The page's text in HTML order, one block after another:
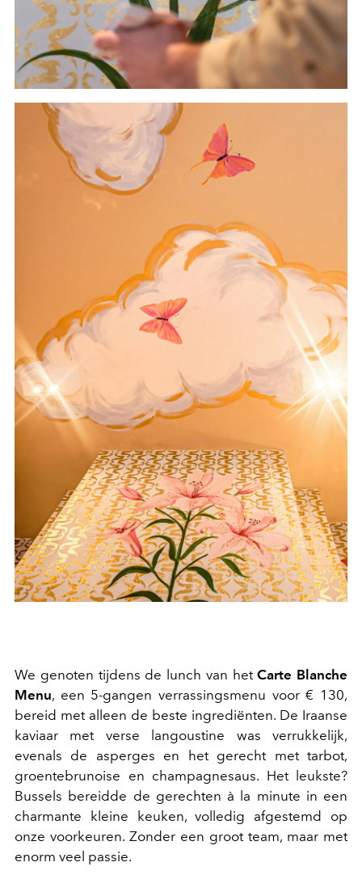
We genoten tijdens de lunch van hetCarte Blanche
Menu, een 5-gangen verrassingsmenu voor € 130,
bereid met alleen de beste ingrediënten. De Iraanse
kaviaar met verse langoustine was verrukkelijk,
evenals de asperges en het gerecht met tarbot,
groentebrunoise en champagnesaus. Het leukste?
Bussels bereidde de gerechten à la minute in een
charmante kleine keuken, volledig afgestemd op
onze voorkeuren. Zonder een groot team, maar met
enorm veel passie.